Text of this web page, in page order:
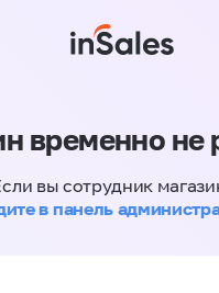
временно не
вы сотрудник
в панель